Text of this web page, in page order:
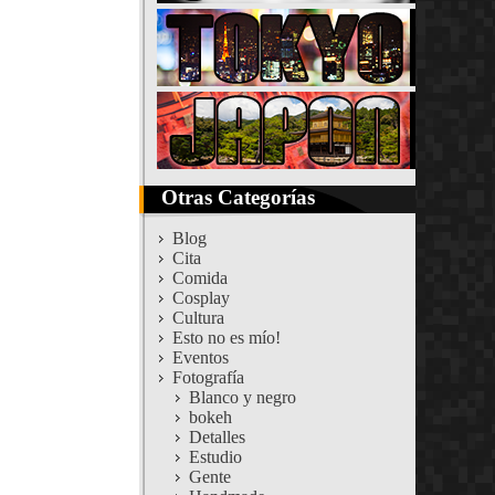
Otras Categorías
Blog
Cita
Comida
Cosplay
Cultura
Esto no es mío!
Eventos
Fotografía
Blanco y negro
bokeh
Detalles
Estudio
Gente